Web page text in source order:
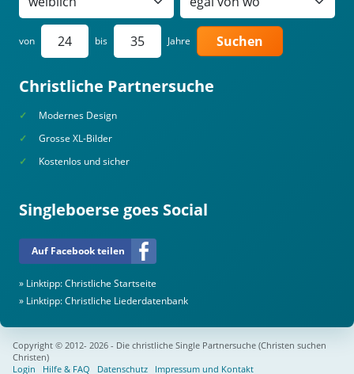
von bis Jahre Suchen
Christliche Partnersuche
Modernes Design
Grosse XL-Bilder
Kostenlos und sicher
Singleboerse goes Social
Auf Facebook teilen
» Linktipp:Christliche Startseite
» Linktipp:Christliche Liederdatenbank
Copyright © 2012- 2026 - Die christliche Single Partnersuche (Christen suchen
Christen)
Login
Hilfe & FAQ Datenschutz Impressum und Kontakt